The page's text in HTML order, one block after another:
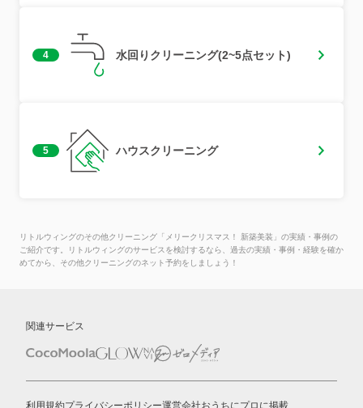
4 水回りクリーニング(2~5点セット)
5 ハウスクリーニング
リトルウィングのその他クリーニング「メリークリスマス！ 新築美装」の実績・事例の
ご紹介です。リトルウィングのサービスを検討するなら、過去の実績・事例・経験を確か
めてから、その他クリーニングのネット予約をしましょう！
関連サービス
利用規約プライバシーポリシー運営会社おうちにプロに掲載